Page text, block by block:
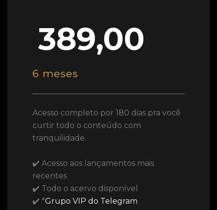
389,00
6 meses
Acesso completo por 180 dias pra você
curtir todo o conteúdo com
tranquilidade.
✔️ Acesso aos lançamentos mais
recentes
✔️ Todo o acervo disponível
✔️ *Grupo VIP do Telegram